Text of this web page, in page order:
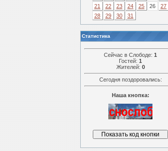
21
22 23 24 25 26
27
28
29 30 31
Статистика
Сейчас в Слободе: 1
Гостей: 1
Жителей: 0
Сегодня поздоровались:
Наша кнопка: